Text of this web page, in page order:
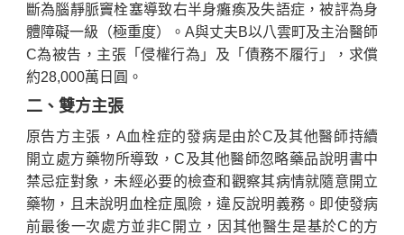
斷為腦靜脈竇栓塞導致右半身癱瘓及失語症，被評為身
體障礙一級（極重度）。A與丈夫B以八雲町及主治醫師
C為被告，主張「侵權行為」及「債務不履行」，求償
約28,000萬日圓。
二、雙方主張
原告方主張，A血栓症的發病是由於C及其他醫師持續
開立處方藥物所導致，C及其他醫師忽略藥品說明書中
禁忌症對象，未經必要的檢查和觀察其病情就隨意開立
藥物，且未說明血栓症風險，違反說明義務。即使發病
前最後一次處方並非C開立，因其他醫生是基於C的方